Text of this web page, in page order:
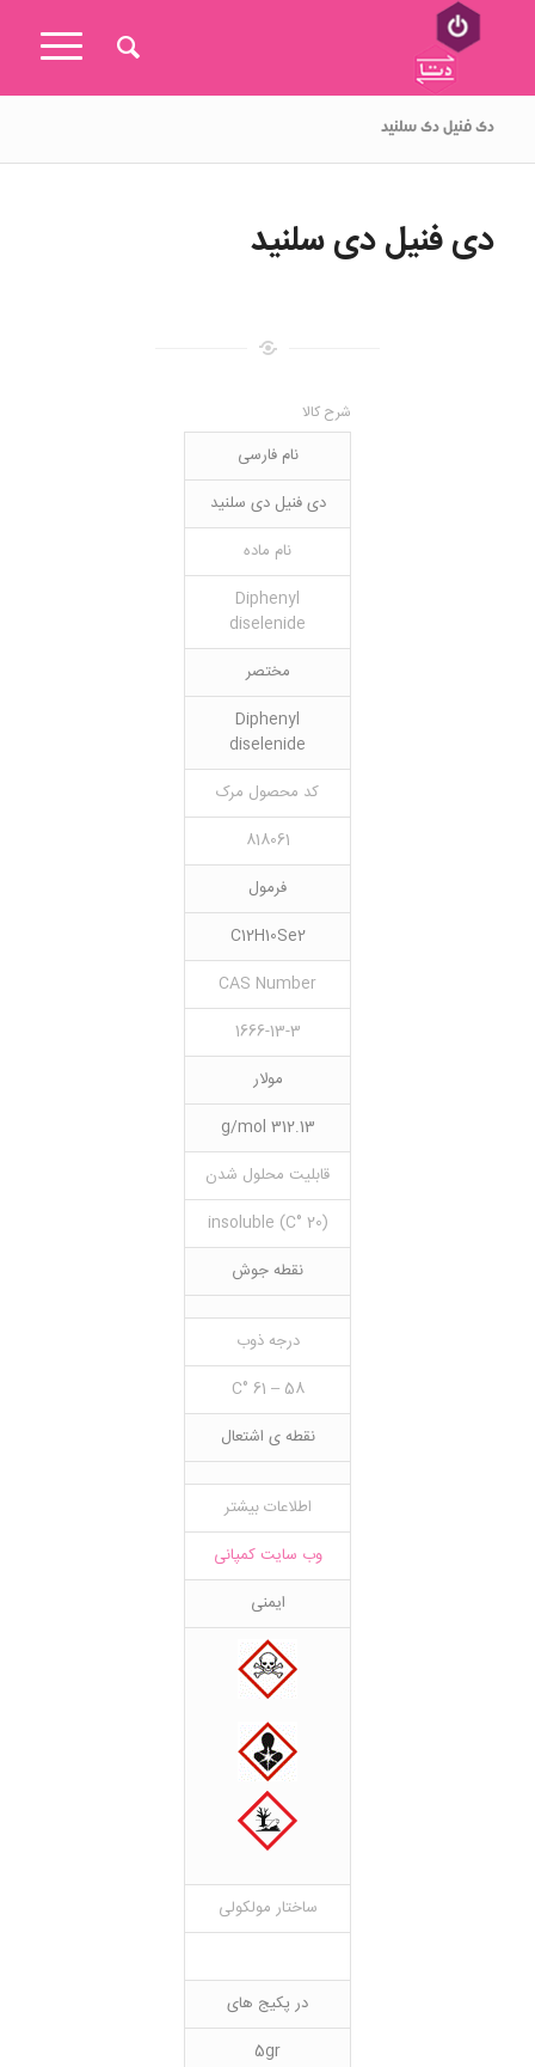
دی فنیل دی سلنید
دی فنیل دی سلنید
شرح کالا
نام فارسی
دی فنیل دی سلنید
نام ماده
Diphenyl
diselenide
مختصر
Diphenyl
diselenide
کد محصول مرک
818061
فرمول
C12H10Se2
CAS Number
1666-13-3
مولار
312.13 g/mol
قابلیت محلول شدن
(20 °C) insoluble
نقطه جوش
درجه ذوب
58 – 61 °C
نقطه ی اشتعال
اطلاعات بیشتر
وب سایت کمپانی
ایمنی
ساختار مولکولی
در پکیج های
5gr